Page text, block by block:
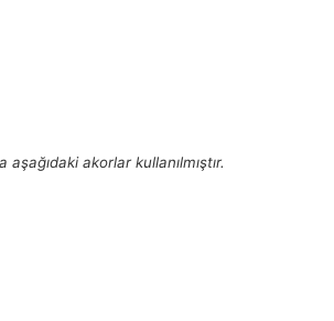
aşağıdaki akorlar kullanılmıştır.